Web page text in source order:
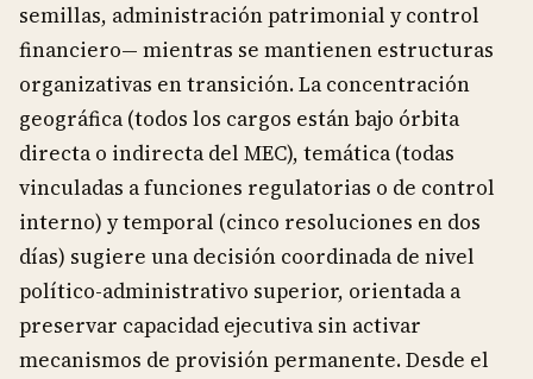
semillas, administración patrimonial y control
financiero— mientras se mantienen estructuras
organizativas en transición. La concentración
geográfica (todos los cargos están bajo órbita
directa o indirecta del MEC), temática (todas
vinculadas a funciones regulatorias o de control
interno) y temporal (cinco resoluciones en dos
días) sugiere una decisión coordinada de nivel
político-administrativo superior, orientada a
preservar capacidad ejecutiva sin activar
mecanismos de provisión permanente. Desde el